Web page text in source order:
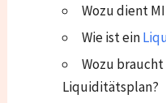
Wozu dient
Wie ist ein
Wozu
Liquiditätsplan?